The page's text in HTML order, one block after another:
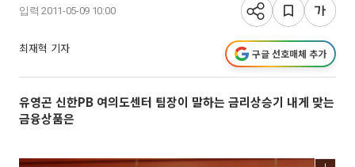
입력 2011-05-09 10:00
최재혁 기자 구글 선호매체 추가
유영곤 신한PB 여의도센터 팀장이 말하는 금리상승기 내게 맞는
금융상품은